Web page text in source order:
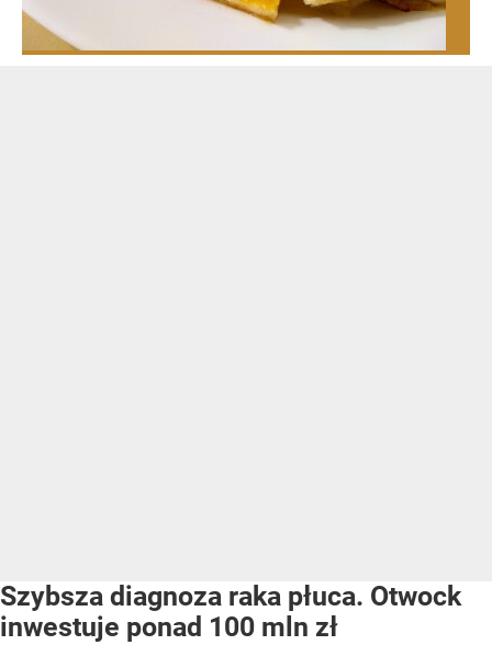
Szybsza diagnoza raka płuca. Otwock
inwestuje ponad 100 mln zł